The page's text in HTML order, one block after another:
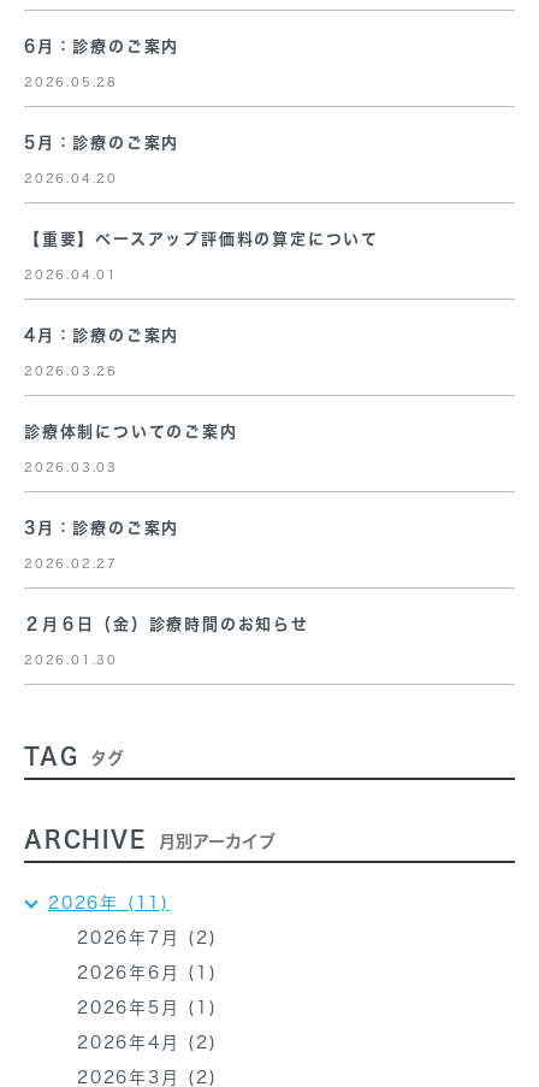
6月：診療のご案内
2026.05.28
5月：診療のご案内
2026.04.20
【重要】ベースアップ評価料の算定について
2026.04.01
4月：診療のご案内
2026.03.26
診療体制についてのご案内
2026.03.03
3月：診療のご案内
2026.02.27
２月６日（金）診療時間のお知らせ
2026.01.30
TAG タグ
ARCHIVE 月別アーカイブ
2026年 (11)
2026年7月 (2)
2026年6月 (1)
2026年5月 (1)
2026年4月 (2)
2026年3月 (2)